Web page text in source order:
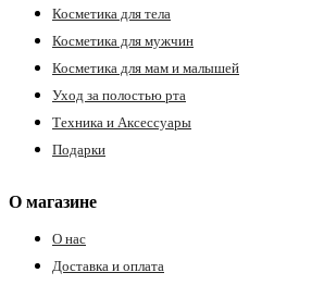
Косметика для тела
Косметика для мужчин
Косметика для мам и малышей
Уход за полостью рта
Техника и Аксессуары
Подарки
О магазине
О нас
Доставка и оплата